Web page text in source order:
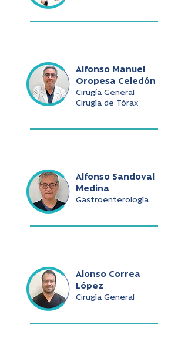
Alfonso Manuel
Oropesa Celedón
Cirugía General
Cirugía de Tórax
Alfonso Sandoval
Medina
Gastroenterología
Alonso Correa
López
Cirugía General